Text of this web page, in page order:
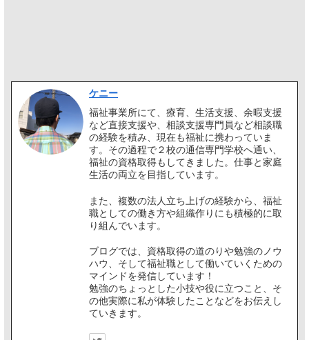
ケニー
福祉事業所にて、療育、生活支援、余暇支援
など直接支援や、相談支援専門員など相談職
の経験を積み、現在も福祉に携わっていま
す。その過程で２校の通信専門学校へ通い、
福祉の資格取得もしてきました。仕事と家庭
生活の両立を目指しています。
また、複数の法人立ち上げの経験から、福祉
職としての働き方や組織作りにも積極的に取
り組んでいます。
ブログでは、資格取得の道のりや勉強のノウ
ハウ、そして福祉職として働いていくための
マインドを発信しています！
勉強のちょっとした小技や役に立つこと、そ
の他実際に私が体験したことなどをお伝えし
ていきます。